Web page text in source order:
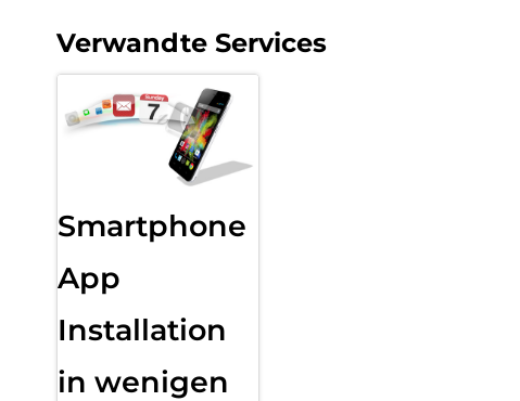
Verwandte Services
Smartphone
App
Installation
in wenigen